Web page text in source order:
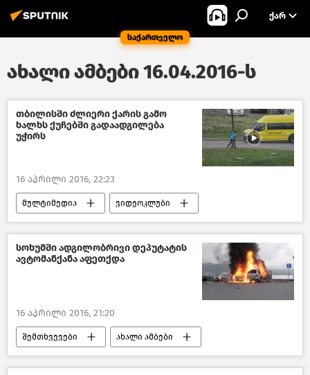
საქართველო
ᲥᲐᲠ
ახალი ამბები 16.04.2016-ს
თბილისში ძლიერი ქარის გამო
ხალხს ქუჩებში გადაადგილება
უჭირს
16 აპრილი 2016, 22:23
მულტიმედია ვიდეოკლუბი
შემთხვევები საქართველო
სოხუმში ადგილობრივი დეპუტატის
ავტომანქანა აფეთქდა
16 აპრილი 2016, 21:20
შემთხვევები ახალი ამბები
საქართველო